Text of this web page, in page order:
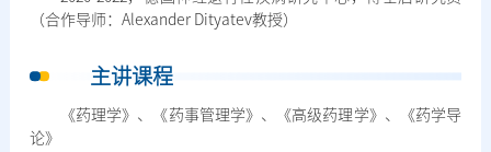
（合作导师：Alexander Dityatev教授）
主讲课程
《药理学》、《药事管理学》、《高级药理学》、《药学导
论》